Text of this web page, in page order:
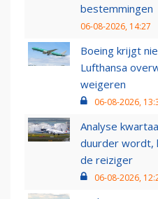
bestemmingen
06-08-2026, 14:27
Boeing krijgt
Lufthansa
weigeren
06-08-2026,
Analyse
duurder wordt,
de reiziger
06-08-2026,